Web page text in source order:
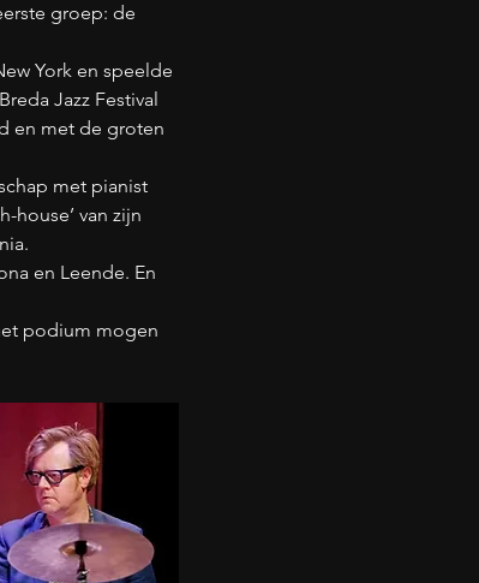
groep: de
York en speelde
Jazz Festival
en met de groten
met pianist
house’ van zijn
en Leende. En
podium mogen